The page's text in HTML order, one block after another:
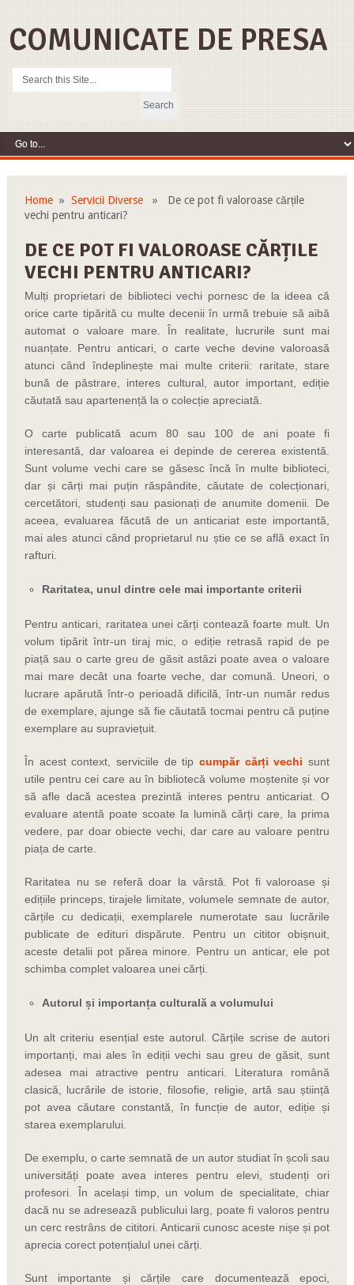
COMUNICATE DE PRESA
Home» Servicii Diverse» De ce pot fi valoroase cărțile
vechi pentru anticari?
DE CE POT FI VALOROASE CĂRȚILE
VECHI PENTRU ANTICARI?
Mulți proprietari de biblioteci vechi pornesc de la ideea că
orice carte tipărită cu multe decenii în urmă trebuie să aibă
automat o valoare mare. În realitate, lucrurile sunt mai
nuanțate. Pentru anticari, o carte veche devine valoroasă
atunci când îndeplinește mai multe criterii: raritate, stare
bună de păstrare, interes cultural, autor important, ediție
căutată sau apartenență la o colecție apreciată.
O carte publicată acum 80 sau 100 de ani poate fi
interesantă, dar valoarea ei depinde de cererea existentă.
Sunt volume vechi care se găsesc încă în multe biblioteci,
dar și cărți mai puțin răspândite, căutate de colecționari,
cercetători, studenți sau pasionați de anumite domenii. De
aceea, evaluarea făcută de un anticariat este importantă,
mai ales atunci când proprietarul nu știe ce se află exact în
rafturi.
Raritatea, unul dintre cele mai importante criterii
Pentru anticari, raritatea unei cărți contează foarte mult. Un
volum tipărit într-un tiraj mic, o ediție retrasă rapid de pe
piață sau o carte greu de găsit astăzi poate avea o valoare
mai mare decât una foarte veche, dar comună. Uneori, o
lucrare apărută într-o perioadă dificilă, într-un număr redus
de exemplare, ajunge să fie căutată tocmai pentru că puține
exemplare au supraviețuit.
În acest context, serviciile de tipcumpăr cărți vechi sunt
utile pentru cei care au în bibliotecă volume moștenite și vor
să afle dacă acestea prezintă interes pentru anticariat. O
evaluare atentă poate scoate la lumină cărți care, la prima
vedere, par doar obiecte vechi, dar care au valoare pentru
piața de carte.
Raritatea nu se referă doar la vârstă. Pot fi valoroase și
edițiile princeps, tirajele limitate, volumele semnate de autor,
cărțile cu dedicații, exemplarele numerotate sau lucrările
publicate de edituri dispărute. Pentru un cititor obișnuit,
aceste detalii pot părea minore. Pentru un anticar, ele pot
schimba complet valoarea unei cărți.
Autorul și importanța culturală a volumului
Un alt criteriu esențial este autorul. Cărțile scrise de autori
importanți, mai ales în ediții vechi sau greu de găsit, sunt
adesea mai atractive pentru anticari. Literatura română
clasică, lucrările de istorie, filosofie, religie, artă sau știință
pot avea căutare constantă, în funcție de autor, ediție și
starea exemplarului.
De exemplu, o carte semnată de un autor studiat în școli sau
universități poate avea interes pentru elevi, studenți ori
profesori. În același timp, un volum de specialitate, chiar
dacă nu se adresează publicului larg, poate fi valoros pentru
un cerc restrâns de cititori. Anticarii cunosc aceste nișe și pot
aprecia corect potențialul unei cărți.
Sunt importante și cărțile care documentează epoci,